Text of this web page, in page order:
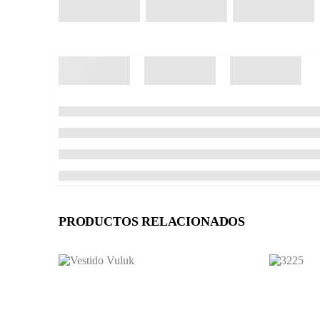
PRODUCTOS RELACIONADOS
Este producto tiene múltiples variantes. Las opciones se pueden elegir en la página de producto Este producto tiene múltiples variantes. Las opciones se pueden elegir en la página de producto